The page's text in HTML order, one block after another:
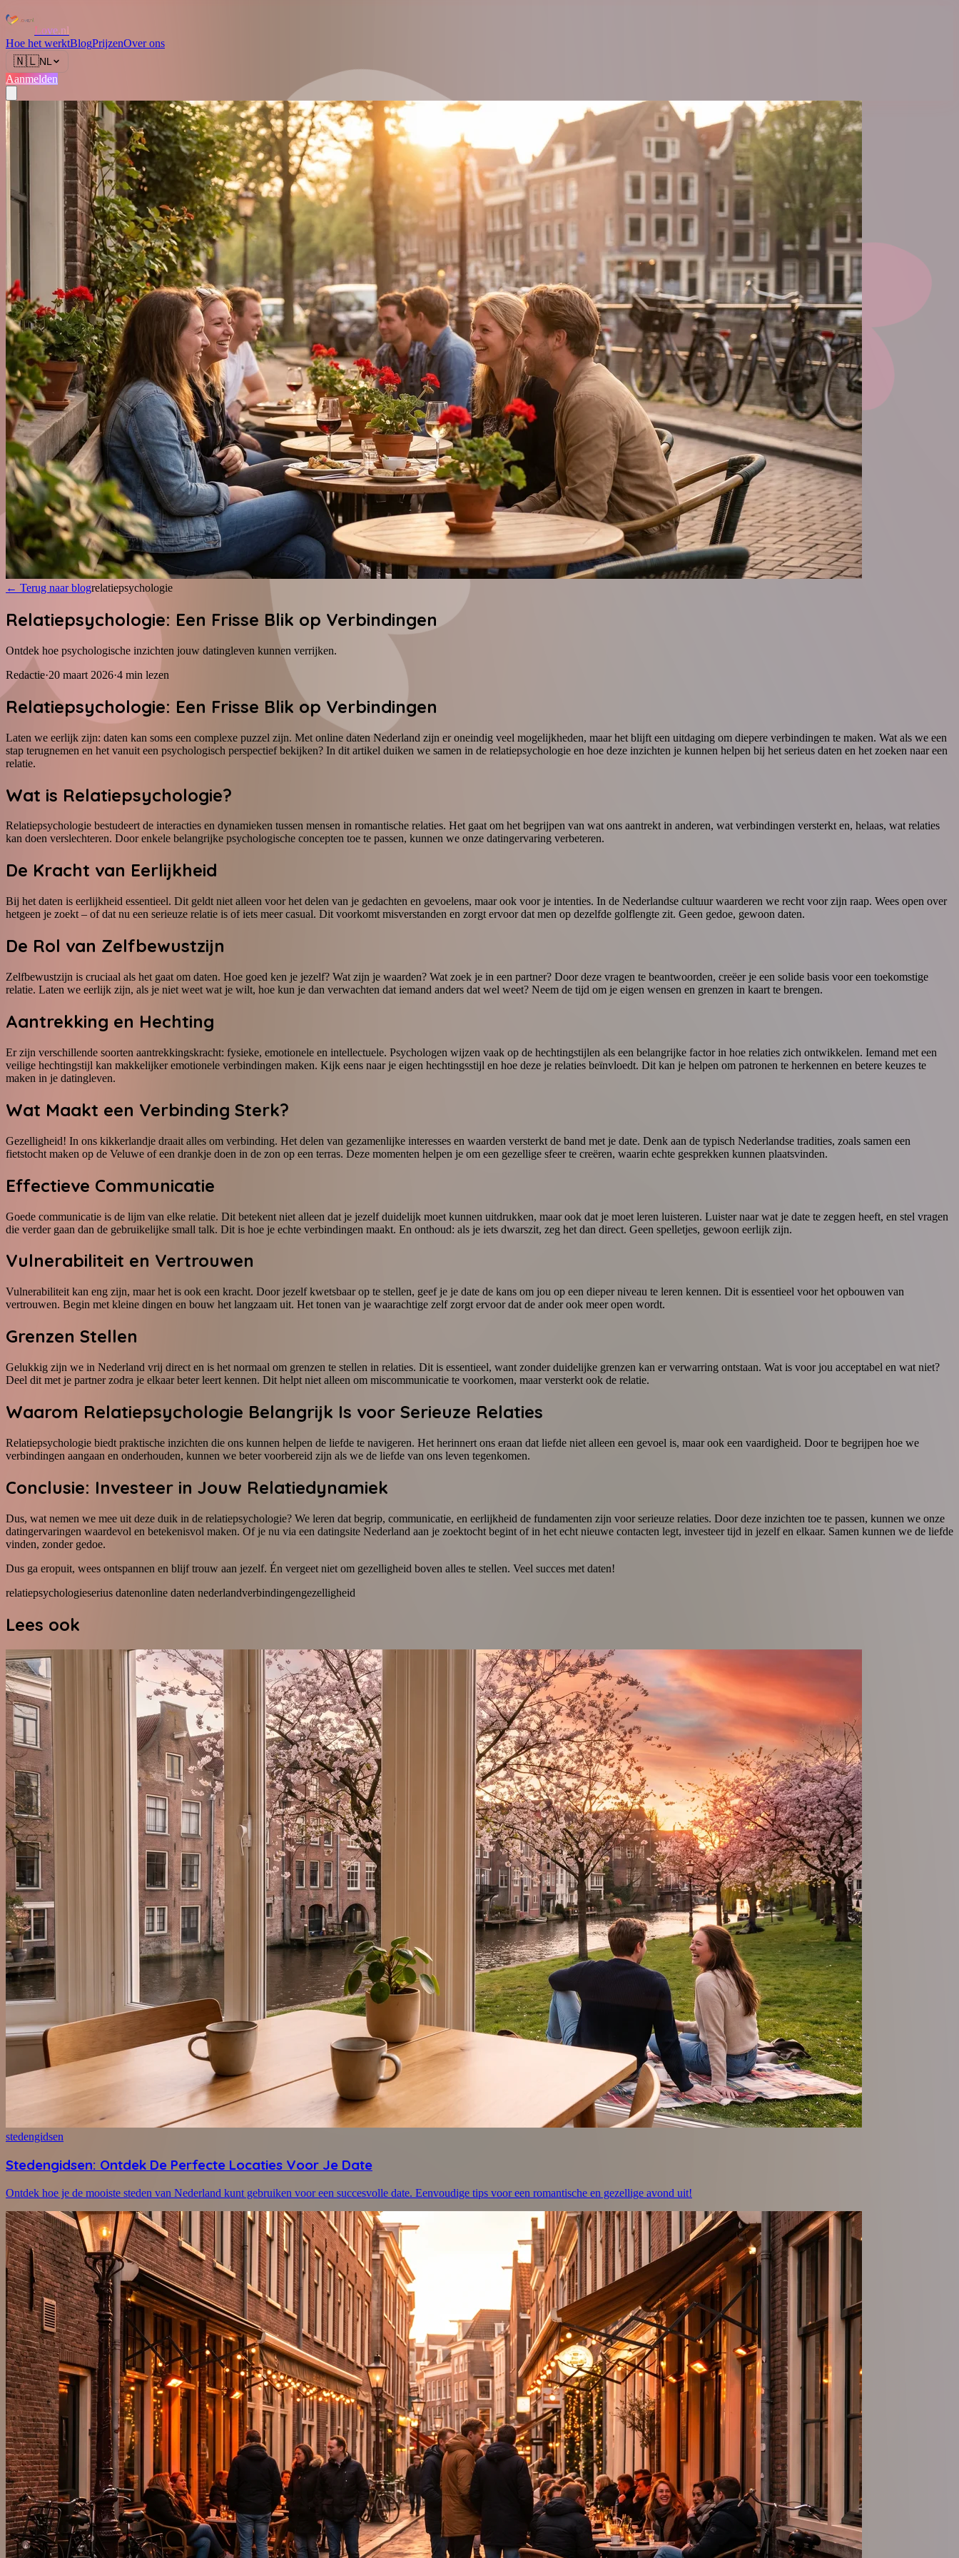
Love.nl
Hoe het werktBlogPrijzenOver ons
🇳🇱NL
Aanmelden
← Terug naar blogrelatiepsychologie
Relatiepsychologie: Een Frisse Blik op Verbindingen
Ontdek hoe psychologische inzichten jouw datingleven kunnen verrijken.
Redactie·20 maart 2026·4 min lezen
Relatiepsychologie: Een Frisse Blik op Verbindingen
Laten we eerlijk zijn: daten kan soms een complexe puzzel zijn. Met online daten Nederland zijn er oneindig veel mogelijkheden, maar het blijft een uitdaging om diepere verbindingen te maken. Wat als we een
stap terugnemen en het vanuit een psychologisch perspectief bekijken? In dit artikel duiken we samen in de relatiepsychologie en hoe deze inzichten je kunnen helpen bij het serieus daten en het zoeken naar een
relatie.
Wat is Relatiepsychologie?
Relatiepsychologie bestudeert de interacties en dynamieken tussen mensen in romantische relaties. Het gaat om het begrijpen van wat ons aantrekt in anderen, wat verbindingen versterkt en, helaas, wat relaties
kan doen verslechteren. Door enkele belangrijke psychologische concepten toe te passen, kunnen we onze datingervaring verbeteren.
De Kracht van Eerlijkheid
Bij het daten is eerlijkheid essentieel. Dit geldt niet alleen voor het delen van je gedachten en gevoelens, maar ook voor je intenties. In de Nederlandse cultuur waarderen we recht voor zijn raap. Wees open over
hetgeen je zoekt – of dat nu een serieuze relatie is of iets meer casual. Dit voorkomt misverstanden en zorgt ervoor dat men op dezelfde golflengte zit. Geen gedoe, gewoon daten.
De Rol van Zelfbewustzijn
Zelfbewustzijn is cruciaal als het gaat om daten. Hoe goed ken je jezelf? Wat zijn je waarden? Wat zoek je in een partner? Door deze vragen te beantwoorden, creëer je een solide basis voor een toekomstige
relatie. Laten we eerlijk zijn, als je niet weet wat je wilt, hoe kun je dan verwachten dat iemand anders dat wel weet? Neem de tijd om je eigen wensen en grenzen in kaart te brengen.
Aantrekking en Hechting
Er zijn verschillende soorten aantrekkingskracht: fysieke, emotionele en intellectuele. Psychologen wijzen vaak op de hechtingstijlen als een belangrijke factor in hoe relaties zich ontwikkelen. Iemand met een
veilige hechtingstijl kan makkelijker emotionele verbindingen maken. Kijk eens naar je eigen hechtingsstijl en hoe deze je relaties beïnvloedt. Dit kan je helpen om patronen te herkennen en betere keuzes te
maken in je datingleven.
Wat Maakt een Verbinding Sterk?
Gezelligheid! In ons kikkerlandje draait alles om verbinding. Het delen van gezamenlijke interesses en waarden versterkt de band met je date. Denk aan de typisch Nederlandse tradities, zoals samen een
fietstocht maken op de Veluwe of een drankje doen in de zon op een terras. Deze momenten helpen je om een gezellige sfeer te creëren, waarin echte gesprekken kunnen plaatsvinden.
Effectieve Communicatie
Goede communicatie is de lijm van elke relatie. Dit betekent niet alleen dat je jezelf duidelijk moet kunnen uitdrukken, maar ook dat je moet leren luisteren. Luister naar wat je date te zeggen heeft, en stel vragen
die verder gaan dan de gebruikelijke small talk. Dit is hoe je echte verbindingen maakt. En onthoud: als je iets dwarszit, zeg het dan direct. Geen spelletjes, gewoon eerlijk zijn.
Vulnerabiliteit en Vertrouwen
Vulnerabiliteit kan eng zijn, maar het is ook een kracht. Door jezelf kwetsbaar op te stellen, geef je je date de kans om jou op een dieper niveau te leren kennen. Dit is essentieel voor het opbouwen van
vertrouwen. Begin met kleine dingen en bouw het langzaam uit. Het tonen van je waarachtige zelf zorgt ervoor dat de ander ook meer open wordt.
Grenzen Stellen
Gelukkig zijn we in Nederland vrij direct en is het normaal om grenzen te stellen in relaties. Dit is essentieel, want zonder duidelijke grenzen kan er verwarring ontstaan. Wat is voor jou acceptabel en wat niet?
Deel dit met je partner zodra je elkaar beter leert kennen. Dit helpt niet alleen om miscommunicatie te voorkomen, maar versterkt ook de relatie.
Waarom Relatiepsychologie Belangrijk Is voor Serieuze Relaties
Relatiepsychologie biedt praktische inzichten die ons kunnen helpen de liefde te navigeren. Het herinnert ons eraan dat liefde niet alleen een gevoel is, maar ook een vaardigheid. Door te begrijpen hoe we
verbindingen aangaan en onderhouden, kunnen we beter voorbereid zijn als we de liefde van ons leven tegenkomen.
Conclusie: Investeer in Jouw Relatiedynamiek
Dus, wat nemen we mee uit deze duik in de relatiepsychologie? We leren dat begrip, communicatie, en eerlijkheid de fundamenten zijn voor serieuze relaties. Door deze inzichten toe te passen, kunnen we onze
datingervaringen waardevol en betekenisvol maken. Of je nu via een datingsite Nederland aan je zoektocht begint of in het echt nieuwe contacten legt, investeer tijd in jezelf en elkaar. Samen kunnen we de liefde
vinden, zonder gedoe.
Dus ga eropuit, wees ontspannen en blijf trouw aan jezelf. Én vergeet niet om gezelligheid boven alles te stellen. Veel succes met daten!
relatiepsychologieserius datenonline daten nederlandverbindingengezelligheid
Lees ook
stedengidsen
Stedengidsen: Ontdek De Perfecte Locaties Voor Je Date
Ontdek hoe je de mooiste steden van Nederland kunt gebruiken voor een succesvolle date. Eenvoudige tips voor een romantische en gezellige avond uit!